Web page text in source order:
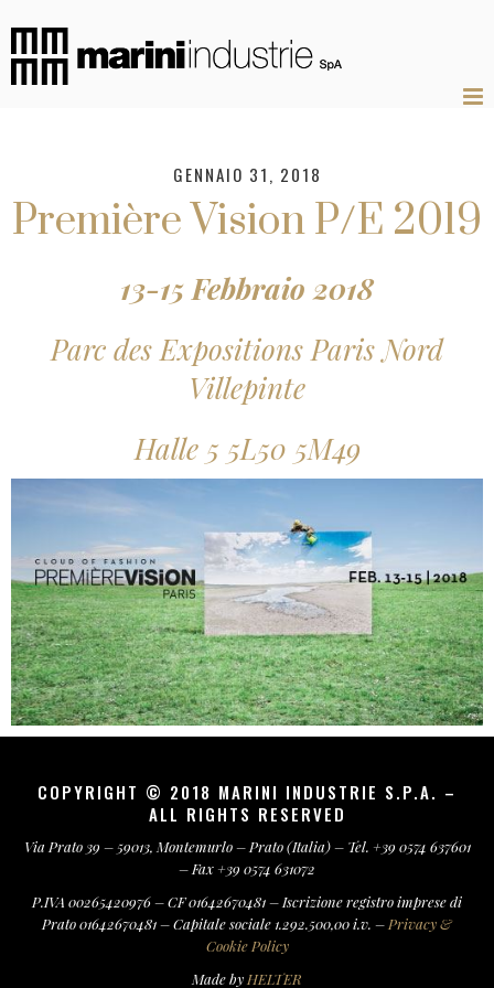
GENNAIO 31, 2018
Première Vision P/E 2019
13-15 Febbraio 2018
Parc des Expositions Paris Nord
Villepinte
Halle 5 5L50 5M49
COPYRIGHT © 2018 MARINI INDUSTRIE S.P.A. –
ALL RIGHTS RESERVED
Via Prato 39 – 59013, Montemurlo – Prato (Italia) – Tel. +39 0574 637601
– Fax +39 0574 631072
P.IVA 00265420976 – CF 01642670481 – Iscrizione registro imprese di
Prato 01642670481 – Capitale sociale 1.292.500,00 i.v. – Privacy &
Cookie Policy
Made by HELTER